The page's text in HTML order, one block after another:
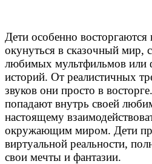
Дети особенно
окунуться в сказочный мир,
любимых мультфильмов или
историй. От реалистичных
звуков они просто в
попадают внутрь своей
настоящему
окружающим миром. Дети
виртуальной реальности,
свои мечты и фантазии.